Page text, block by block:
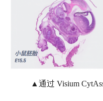
▲通过 Visium